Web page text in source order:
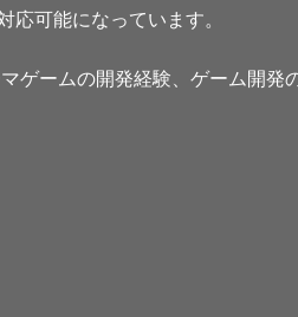
可能になっています。
ゲームの開発経験、ゲーム開発